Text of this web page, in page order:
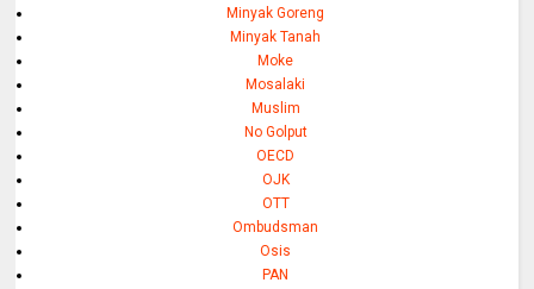
Minyak Goreng
Minyak Tanah
Moke
Mosalaki
Muslim
No Golput
OECD
OJK
OTT
Ombudsman
Osis
PAN